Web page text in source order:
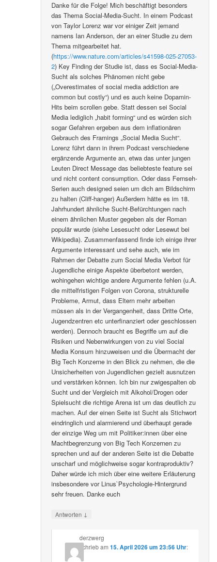
Danke für die Folge! Mich beschäftigt besonders
das Thema Social-Media-Sucht. In einem Podcast
von Taylor Lorenz war vor einiger Zeit jemand
namens Ian Anderson, der an einer Studie zu dem
Thema mitgearbeitet hat.
(https://www.nature.com/articles/s41598-025-27053-
2) Key Finding der Studie ist, dass es Social-Media-
Sucht als solches Phänomen nicht gebe
(„Overestimates of social media addiction are
common but costly“) und es auch keine Dopamin-
Hits beim scrollen gebe. Statt dessen sei Social
Media lediglich „habit forming“ und es würden sich
sogar Gefahren ergeben aus dem inflationären
Gebrauch des Framings „Social Media Sucht“.
Lorenz führt dann in ihrem Podcast verschiedene
ergänzende Argumente an, etwa das unter jungen
Leuten Direct Message das beliebteste feature sei
und nicht content consumption. Oder dass Fernseh-
Serien auch designed seien um dich am Bildschirm
zu halten (Cliff-hanger) Außerdem hätte es im 18.
Jahrhundert ähnliche Sucht-Befürchtungen nach
einem ähnlichen Muster gegeben als der Roman
populär wurde (siehe Lesesucht oder Lesewut bei
Wikipedia). Zusammenfassend finde ich einige ihrer
Argumente interessant und sehe auch, wie im
Rahmen der Debatte zum Social Media Verbot für
Jugendliche einige Aspekte überbetont werden,
wohingehen wichtige andere Argumente fehlen (u.A.
die mittelfristigen Folgen von Corona, strukturelle
Probleme, Armut, dass Eltern mehr arbeiten
müssen als in der Vergangenheit, dass Dritte Orte,
Jugendzentren etc unterfinanziert oder geschlossen
werden). Dennoch braucht es Begriffe um auf die
Risiken und Nebenwirkungen von zu viel Social
Media Konsum hinzuweisen und die Übermacht der
Big Tech Konzerne in den Blick zu nehmen, die die
Unsicherheiten von Jugendlichen gezielt ausnutzen
und verstärken können. Ich bin nur zwigespalten ob
Sucht und der Vergleich mit Alkohol/Drogen oder
Spielsucht die richtige Arena ist um das deutlich zu
machen. Auf der einen Seite ist Sucht als Stichwort
eindringlich und alarmierend und überhaupt gerade
der einzige Weg um mit Politiker:innen über eine
Machtbegrenzung von Big Tech Konzernen zu
sprechen und auf der anderen Seite ist die Debatte
unscharf und möglichweise sogar kontraproduktiv?
Daher würde ich mich über eine weitere Erläuterung
insbesondere vor Linus`Psychologie-Hintergrund
sehr freuen. Danke euch
Antworten ↓
derzwerg
schriebam 15. April 2026 um 23:56 Uhr: